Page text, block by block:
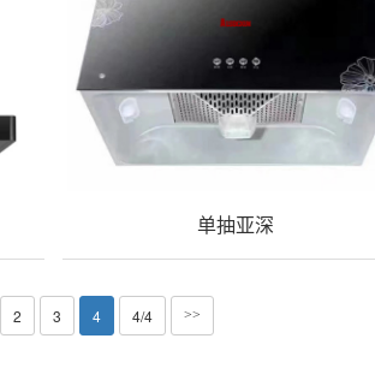
单抽亚深
2 3 4 4/4 >>